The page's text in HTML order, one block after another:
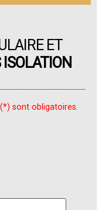
ET
ISOLATION
sont obligatoires.